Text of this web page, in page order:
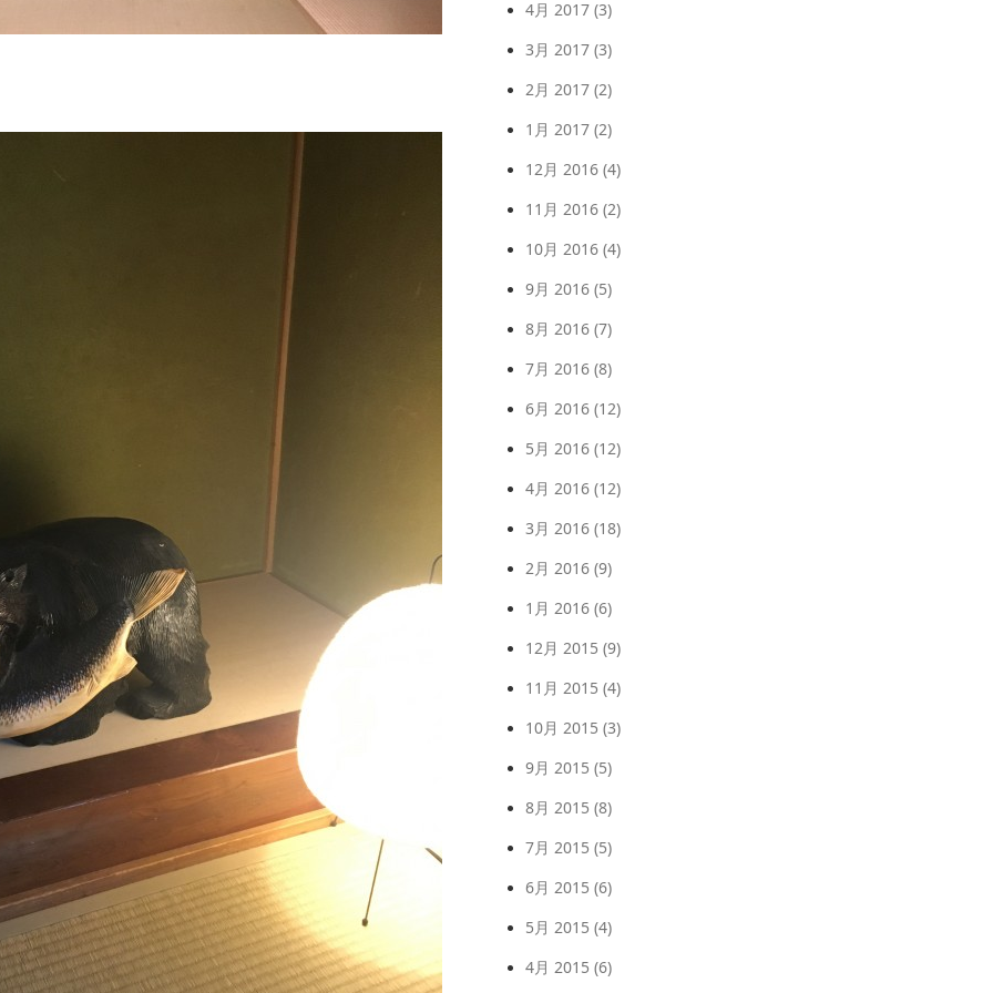
4月 2017 (3)
3月 2017 (3)
2月 2017 (2)
1月 2017 (2)
12月 2016 (4)
11月 2016 (2)
10月 2016 (4)
9月 2016 (5)
8月 2016 (7)
7月 2016 (8)
6月 2016 (12)
5月 2016 (12)
4月 2016 (12)
3月 2016 (18)
2月 2016 (9)
1月 2016 (6)
12月 2015 (9)
11月 2015 (4)
10月 2015 (3)
9月 2015 (5)
8月 2015 (8)
7月 2015 (5)
6月 2015 (6)
5月 2015 (4)
4月 2015 (6)